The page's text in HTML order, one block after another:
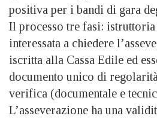
positiva per i bandi di gara
Il processo tre fasi: istruttoria
interessata a chiedere
iscritta alla Cassa Edile ed
documento unico di
verifica (documentale e
L’asseverazione ha una